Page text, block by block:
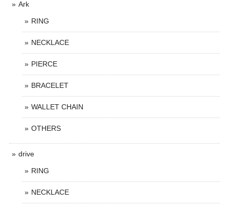
Ark
RING
NECKLACE
PIERCE
BRACELET
WALLET CHAIN
OTHERS
drive
RING
NECKLACE